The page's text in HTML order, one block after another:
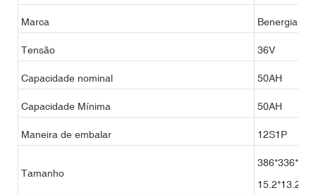
Marca Benergia
Tensão 36V
Capacidade nominal 50AH
Capacidade Mínima 50AH
Maneira de embalar 12S1P
Tamanho